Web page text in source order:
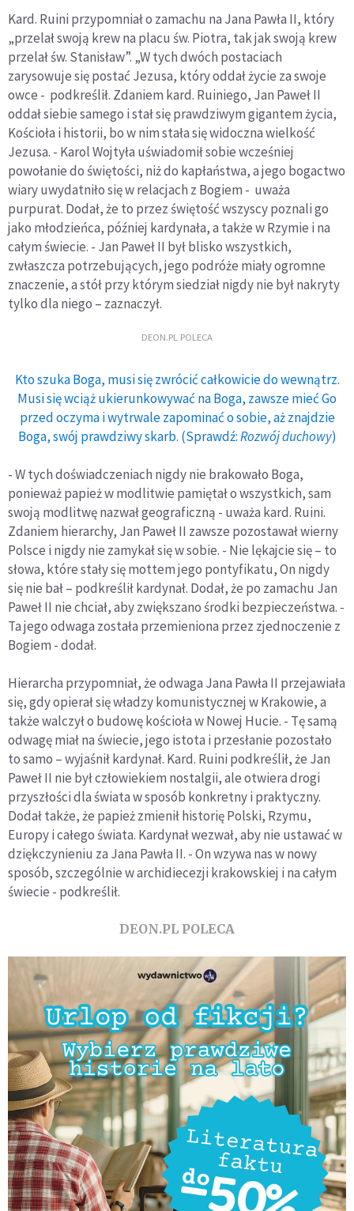
Kard. Ruini przypomniał o zamachu na Jana Pawła II, który
„przelał swoją krew na placu św. Piotra, tak jak swoją krew
przelał św. Stanisław”. „W tych dwóch postaciach
zarysowuje się postać Jezusa, który oddał życie za swoje
owce - podkreślił. Zdaniem kard. Ruiniego, Jan Paweł II
oddał siebie samego i stał się prawdziwym gigantem życia,
Kościoła i historii, bo w nim stała się widoczna wielkość
Jezusa. - Karol Wojtyła uświadomił sobie wcześniej
powołanie do świętości, niż do kapłaństwa, a jego bogactwo
wiary uwydatniło się w relacjach z Bogiem - uważa
purpurat. Dodał, że to przez świętość wszyscy poznali go
jako młodzieńca, później kardynała, a także w Rzymie i na
całym świecie. - Jan Paweł II był blisko wszystkich,
zwłaszcza potrzebujących, jego podróże miały ogromne
znaczenie, a stół przy którym siedział nigdy nie był nakryty
tylko dla niego – zaznaczył.
DEON.PL POLECA
Kto szuka Boga, musi się zwrócić całkowicie do wewnątrz.
Musi się wciąż ukierunkowywać na Boga, zawsze mieć Go
przed oczyma i wytrwale zapominać o sobie, aż znajdzie
Boga, swój prawdziwy skarb. (Sprawdź:Rozwój duchowy)
- W tych doświadczeniach nigdy nie brakowało Boga,
ponieważ papież w modlitwie pamiętał o wszystkich, sam
swoją modlitwę nazwał geograficzną - uważa kard. Ruini.
Zdaniem hierarchy, Jan Paweł II zawsze pozostawał wierny
Polsce i nigdy nie zamykał się w sobie. - Nie lękajcie się – to
słowa, które stały się mottem jego pontyfikatu, On nigdy
się nie bał – podkreślił kardynał. Dodał, że po zamachu Jan
Paweł II nie chciał, aby zwiększano środki bezpieczeństwa. -
Ta jego odwaga została przemieniona przez zjednoczenie z
Bogiem - dodał.
Hierarcha przypomniał, że odwaga Jana Pawła II przejawiała
się, gdy opierał się władzy komunistycznej w Krakowie, a
także walczył o budowę kościoła w Nowej Hucie. - Tę samą
odwagę miał na świecie, jego istota i przesłanie pozostało
to samo – wyjaśnił kardynał. Kard. Ruini podkreślił, że Jan
Paweł II nie był człowiekiem nostalgii, ale otwiera drogi
przyszłości dla świata w sposób konkretny i praktyczny.
Dodał także, że papież zmienił historię Polski, Rzymu,
Europy i całego świata. Kardynał wezwał, aby nie ustawać w
dziękczynieniu za Jana Pawła II. - On wzywa nas w nowy
sposób, szczególnie w archidiecezji krakowskiej i na całym
świecie - podkreślił.
DEON.PL POLECA